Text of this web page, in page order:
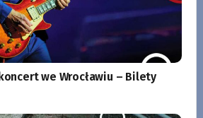
we Wrocławiu – Bilety